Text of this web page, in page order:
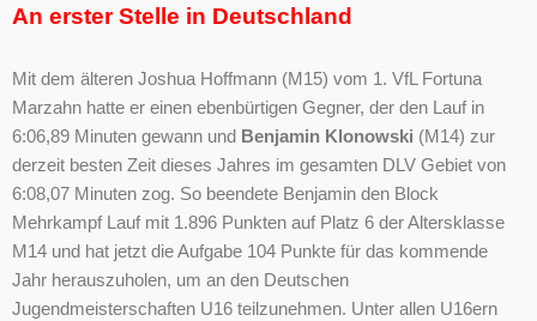
An erster Stelle in Deutschland
Mit dem älteren Joshua Hoffmann (M15) vom 1. VfL Fortuna
Marzahn hatte er einen ebenbürtigen Gegner, der den Lauf in
6:06,89 Minuten gewann und Benjamin Klonowski (M14) zur
derzeit besten Zeit dieses Jahres im gesamten DLV Gebiet von
6:08,07 Minuten zog. So beendete Benjamin den Block
Mehrkampf Lauf mit 1.896 Punkten auf Platz 6 der Altersklasse
M14 und hat jetzt die Aufgabe 104 Punkte für das kommende
Jahr herauszuholen, um an den Deutschen
Jugendmeisterschaften U16 teilzunehmen. Unter allen U16ern